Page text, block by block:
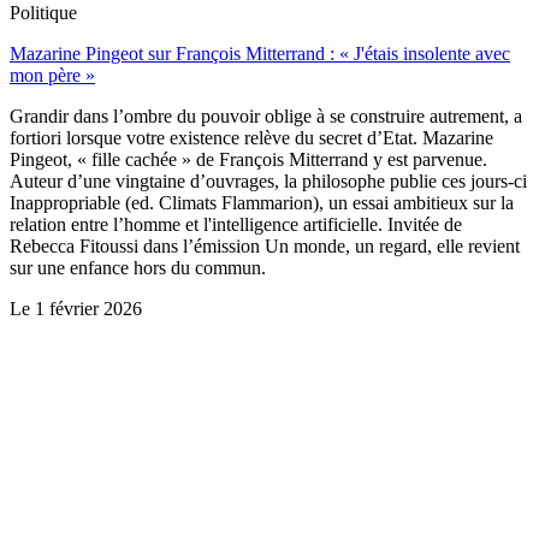
Politique
Mazarine Pingeot sur François Mitterrand : « J'étais insolente avec
mon père »
Grandir dans l’ombre du pouvoir oblige à se construire autrement, a
fortiori lorsque votre existence relève du secret d’Etat. Mazarine
Pingeot, « fille cachée » de François Mitterrand y est parvenue.
Auteur d’une vingtaine d’ouvrages, la philosophe publie ces jours-ci
Inappropriable (ed. Climats Flammarion), un essai ambitieux sur la
relation entre l’homme et l'intelligence artificielle. Invitée de
Rebecca Fitoussi dans l’émission Un monde, un regard, elle revient
sur une enfance hors du commun.
Le 1 février 2026